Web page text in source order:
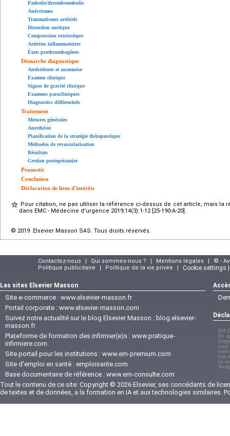
Embolie/thromboembolie
Anévrismes
Traumatismes artériels
Dissection aortique
Compression extrinsèque
Artérites inflammatoires
États prothrombogènes
Démarche diagnostique
Antécédents et anamnèse
Examen clinique
Signes de gravité clinique
Examens paracliniques
Diagnostics différentiels
Traitement
Mesures générales
Anesthésie
Planification de la stratégie thérapeutique
Méthodes de revascularisation
Résultats
Gestion postopératoire
Pronostic
Conclusion
Déclaration de liens d'intérêts
Pour citation, ne pas utiliser la référence ci-dessus de cet article, mais la
dans EMC - Médecine d'urgence 2019;14(3):1-12 [25-190-A-20].
© 2019 Elsevier Masson SAS. Tous droits réservés.
Contactez-nous Qui sommes-nous ? Mentions légales
© -
Politique publicitaire
Politique de la vie privée Cookie settings
Les sites Elsevier Masson
Site e-commerce : www.elsevier-masson.fr
Portail corporate : www.elsevier-masson.com
Suivez notre actualité sur le blog Elsevier Masson : blog.elsevier-
masson.fr
Plateforme de formation des infirmier(e)s : www.pratique-
infirmiere.com
Site portail pour les institutions : www.em-premium.com
Site d'emploi en santé : emploisante.com
Base documentaire de référence : www.em-consulte.com
EM-
En
vous
sont
Les
Le
Tout le contenu de ce site: Copyright © 2026 Elsevier, ses concédants de
de textes et de données, a la formation en IA et aux technologies similaires.